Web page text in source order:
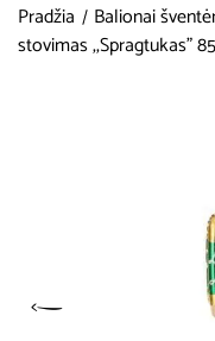
Pradžia Balionai
stovimas ,,Spragtukas”